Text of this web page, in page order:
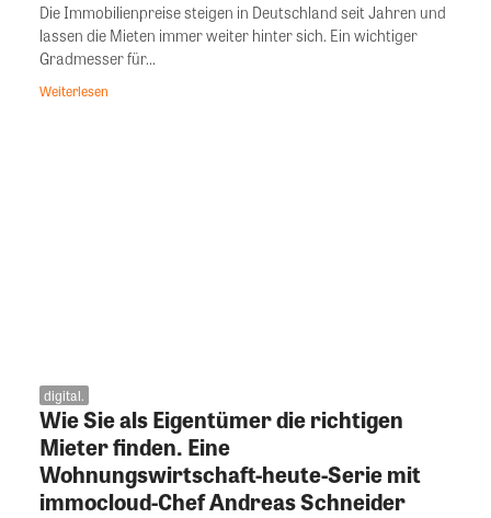
Die Immobilienpreise steigen in Deutschland seit Jahren und
lassen die Mieten immer weiter hinter sich. Ein wichtiger
Gradmesser für...
Weiterlesen
digital.
Wie Sie als Eigentümer die richtigen
Mieter finden. Eine
Wohnungswirtschaft-heute-Serie mit
immocloud-Chef Andreas Schneider